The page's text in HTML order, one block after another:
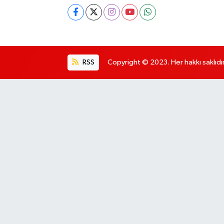
RSS Copyright © 2023. Her hakkı